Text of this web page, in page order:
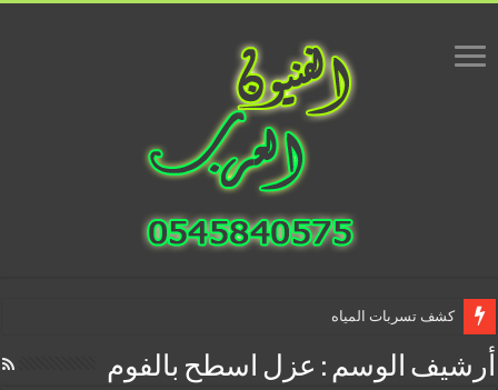
كشف تسربات المياه
أرشيف الوسم : عزل اسطح بالفوم